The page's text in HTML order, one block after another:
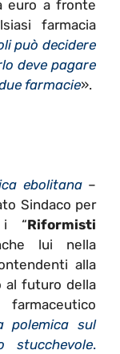
euro a fronte
farmacia
può decidere
deve pagare
farmacie».
ebolitana –
Sindaco per
“Riformisti
lui nella
alla
al futuro della
polemica sul
stucchevole.